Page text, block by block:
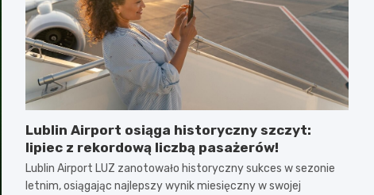
Lublin Airport osiąga historyczny szczyt:
lipiec z rekordową liczbą pasażerów!
Lublin Airport LUZ zanotowało historyczny sukces w sezonie
letnim, osiągając najlepszy wynik miesięczny w swojej